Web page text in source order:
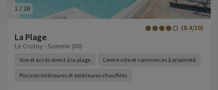
1 / 26
La Plage
(8.4/10)
Le Crotoy - Somme (80)
Vue et accès direct à la plage Centre ville et commerces à proximité
Piscines intérieures et extérieures chauffées